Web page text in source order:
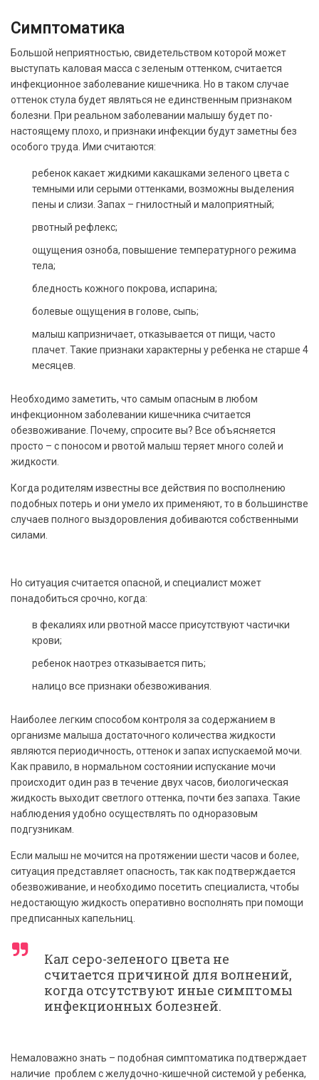
Симптоматика
Большой неприятностью, свидетельством которой может
выступать каловая масса с зеленым оттенком, считается
инфекционное заболевание кишечника. Но в таком случае
оттенок стула будет являться не единственным признаком
болезни. При реальном заболевании малышу будет по-
настоящему плохо, и признаки инфекции будут заметны без
особого труда. Ими считаются:
ребенок какает жидкими какашками зеленого цвета с
темными или серыми оттенками, возможны выделения
пены и слизи. Запах – гнилостный и малоприятный;
рвотный рефлекс;
ощущения озноба, повышение температурного режима
тела;
бледность кожного покрова, испарина;
болевые ощущения в голове, сыпь;
малыш капризничает, отказывается от пищи, часто
плачет. Такие признаки характерны у ребенка не старше 4
месяцев.
Необходимо заметить, что самым опасным в любом
инфекционном заболевании кишечника считается
обезвоживание. Почему, спросите вы? Все объясняется
просто – с поносом и рвотой малыш теряет много солей и
жидкости.
Когда родителям известны все действия по восполнению
подобных потерь и они умело их применяют, то в большинстве
случаев полного выздоровления добиваются собственными
силами.
Но ситуация считается опасной, и специалист может
понадобиться срочно, когда:
в фекалиях или рвотной массе присутствуют частички
крови;
ребенок наотрез отказывается пить;
налицо все признаки обезвоживания.
Наиболее легким способом контроля за содержанием в
организме малыша достаточного количества жидкости
являются периодичность, оттенок и запах испускаемой мочи.
Как правило, в нормальном состоянии испускание мочи
происходит один раз в течение двух часов, биологическая
жидкость выходит светлого оттенка, почти без запаха. Такие
наблюдения удобно осуществлять по одноразовым
подгузникам.
Если малыш не мочится на протяжении шести часов и более,
ситуация представляет опасность, так как подтверждается
обезвоживание, и необходимо посетить специалиста, чтобы
недостающую жидкость оперативно восполнять при помощи
предписанных капельниц.
Кал серо-зеленого цвета не
считается причиной для волнений,
когда отсутствуют иные симптомы
инфекционных болезней.
Немаловажно знать – подобная симптоматика подтверждает
наличие проблем с желудочно-кишечной системой у ребенка,